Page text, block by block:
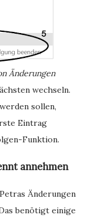
Änderungen
wechseln.
sollen,
Eintrag
Funktion.
annehmen
Änderungen
benötigt einige